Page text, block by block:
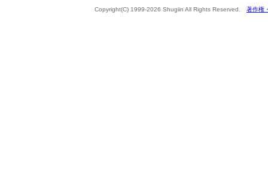
Copyright(C) 1999-2026 Shugiin All Rights Reserved. 著作権